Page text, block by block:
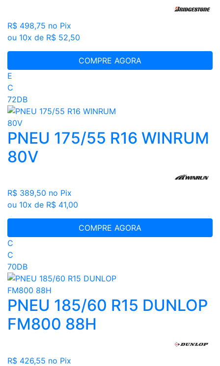
R$ 498,75 no Pix
ou 10x de R$ 52,50
COMPRE AGORA
E
C
72DB
PNEU 175/55 R16 WINRUM
80V
R$ 389,50 no Pix
ou 10x de R$ 41,00
COMPRE AGORA
C
C
70DB
PNEU 185/60 R15 DUNLOP
FM800 88H
R$ 426,55 no Pix